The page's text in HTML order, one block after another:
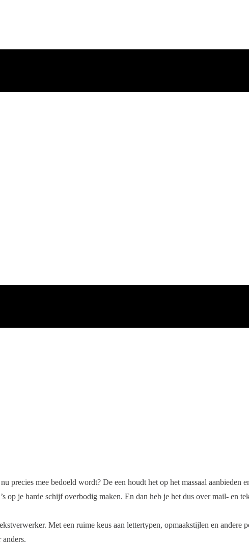
precies mee bedoeld wordt? De een houdt het op het massaal aanbieden
op je harde schijf overbodig maken. En dan heb je het dus over mail- en
Met een ruime keus aan lettertypen, opmaakstijlen en andere